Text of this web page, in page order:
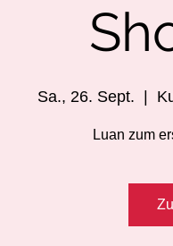
Sa., 26. Sept.
Luan zum